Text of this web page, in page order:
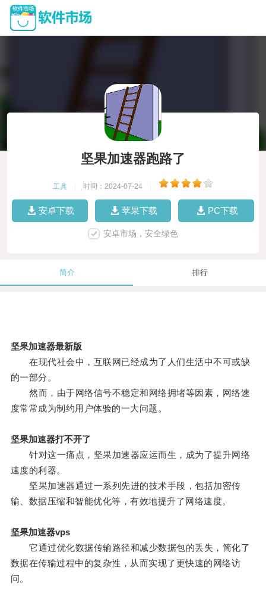
坚果加速器跑路了
工具 时间：2024-07-24
安卓下载 苹果下载 PC下载
安卓市场，安全绿色
简介 排行
坚果加速器最新版
在现代社会中，互联网已经成为了人们生活中不可或缺
的一部分。
然而，由于网络信号不稳定和网络拥堵等因素，网络速
度常常成为制约用户体验的一大问题。
坚果加速器打不开了
针对这一痛点，坚果加速器应运而生，成为了提升网络
速度的利器。
坚果加速器通过一系列先进的技术手段，包括加密传
输、数据压缩和智能优化等，有效地提升了网络速度。
坚果加速器vps
它通过优化数据传输路径和减少数据包的丢失，简化了
数据在传输过程中的复杂性，从而实现了更快速的网络访
问。